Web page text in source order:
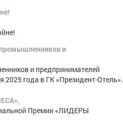
и
и предпринимателей
2025 года в ГК «Президент-Отель».
Премии «ЛИДЕРЫ